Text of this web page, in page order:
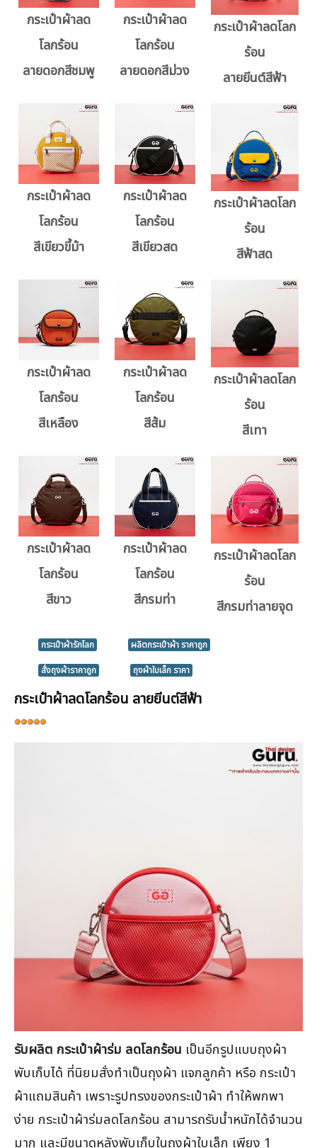
กระเป๋าผ้าลด
โลกร้อน
ลายดอกสีชมพู
กระเป๋าผ้าลด
โลกร้อน
ลายดอกสีม่วง
กระเป๋าผ้าลดโลก
ร้อน
ลายยีนต์สีฟ้า
กระเป๋าผ้าลด
โลกร้อน
สีเขียวขี้ม้า
กระเป๋าผ้าลด
โลกร้อน
สีเขียวสด
กระเป๋าผ้าลดโลก
ร้อน
สีฟ้าสด
กระเป๋าผ้าลด
โลกร้อน
สีเหลือง
กระเป๋าผ้าลด
โลกร้อน
สีส้ม
กระเป๋าผ้าลดโลก
ร้อน
สีเทา
กระเป๋าผ้าลด
โลกร้อน
สีขาว
กระเป๋าผ้าลด
โลกร้อน
สีกรมท่า
กระเป๋าผ้าลดโลก
ร้อน
สีกรมท่าลายจุด
กระเป๋าผ้ารักโลก
ผลิตกระเป๋าผ้า ราคาถูก
สั่งถุงผ้าราคาถูก
ถุงผ้าใบเล็ก ราคา
กระเป๋าผ้าลดโลกร้อน ลายยีนต์สีฟ้า
ให้
เรต
รับผลิต กระเป๋าผ้าร่ม ลดโลกร้อน เป็นอีกรูปแบบถุงผ้า
พับเก็บได้ ที่นิยมสั่งทำเป็นถุงผ้า แจกลูกค้า หรือ กระเป๋า
ผ้าแถมสินค้า เพราะรูปทรงของกระเป๋าผ้า ทำให้พกพา
ง่าย กระเป๋าผ้าร่มลดโลกร้อน สามารถรับน้ำหนักได้จำนวน
มาก และมีขนาดหลังพับเก็บในถุงผ้าใบเล็ก เพียง 1